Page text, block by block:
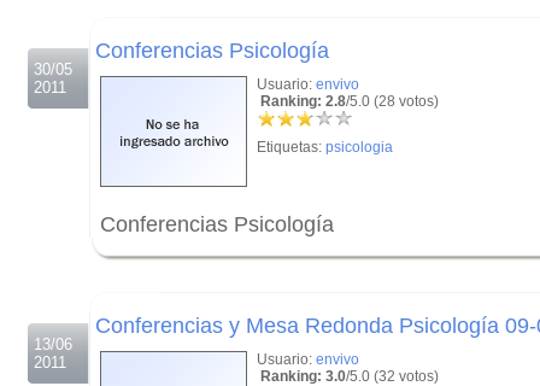
30/05
2011
Conferencias Psicología
Usuario: envivo
Ranking: 2.8/5.0 (28 votos)
Etiquetas: psicologia
Conferencias Psicología
13/06
2011
Conferencias y Mesa Redonda Psicología
Usuario: envivo
Ranking: 3.0/5.0 (32 votos)